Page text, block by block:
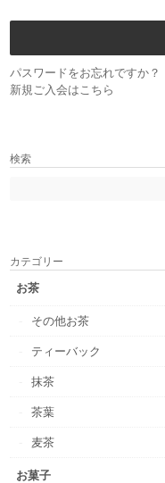
パスワードをお忘れですか？
新規ご入会はこちら
検索
カテゴリー
お茶
その他お茶
ティーバック
抹茶
茶葉
麦茶
お菓子